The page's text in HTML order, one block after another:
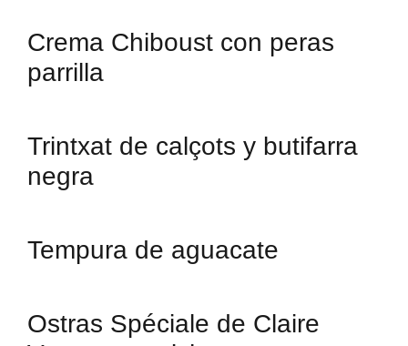
Crema Chiboust con peras
parrilla
Trintxat de calçots y butifarra
negra
Tempura de aguacate
Ostras Spéciale de Claire